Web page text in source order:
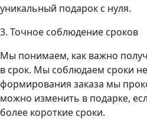
уникальный подарок с нуля.
3. Точное соблюдение сроков
Мы понимаем, как важно
в срок. Мы соблюдаем сроки
формирования заказа мы
можно изменить в подарке,
более короткие сроки.